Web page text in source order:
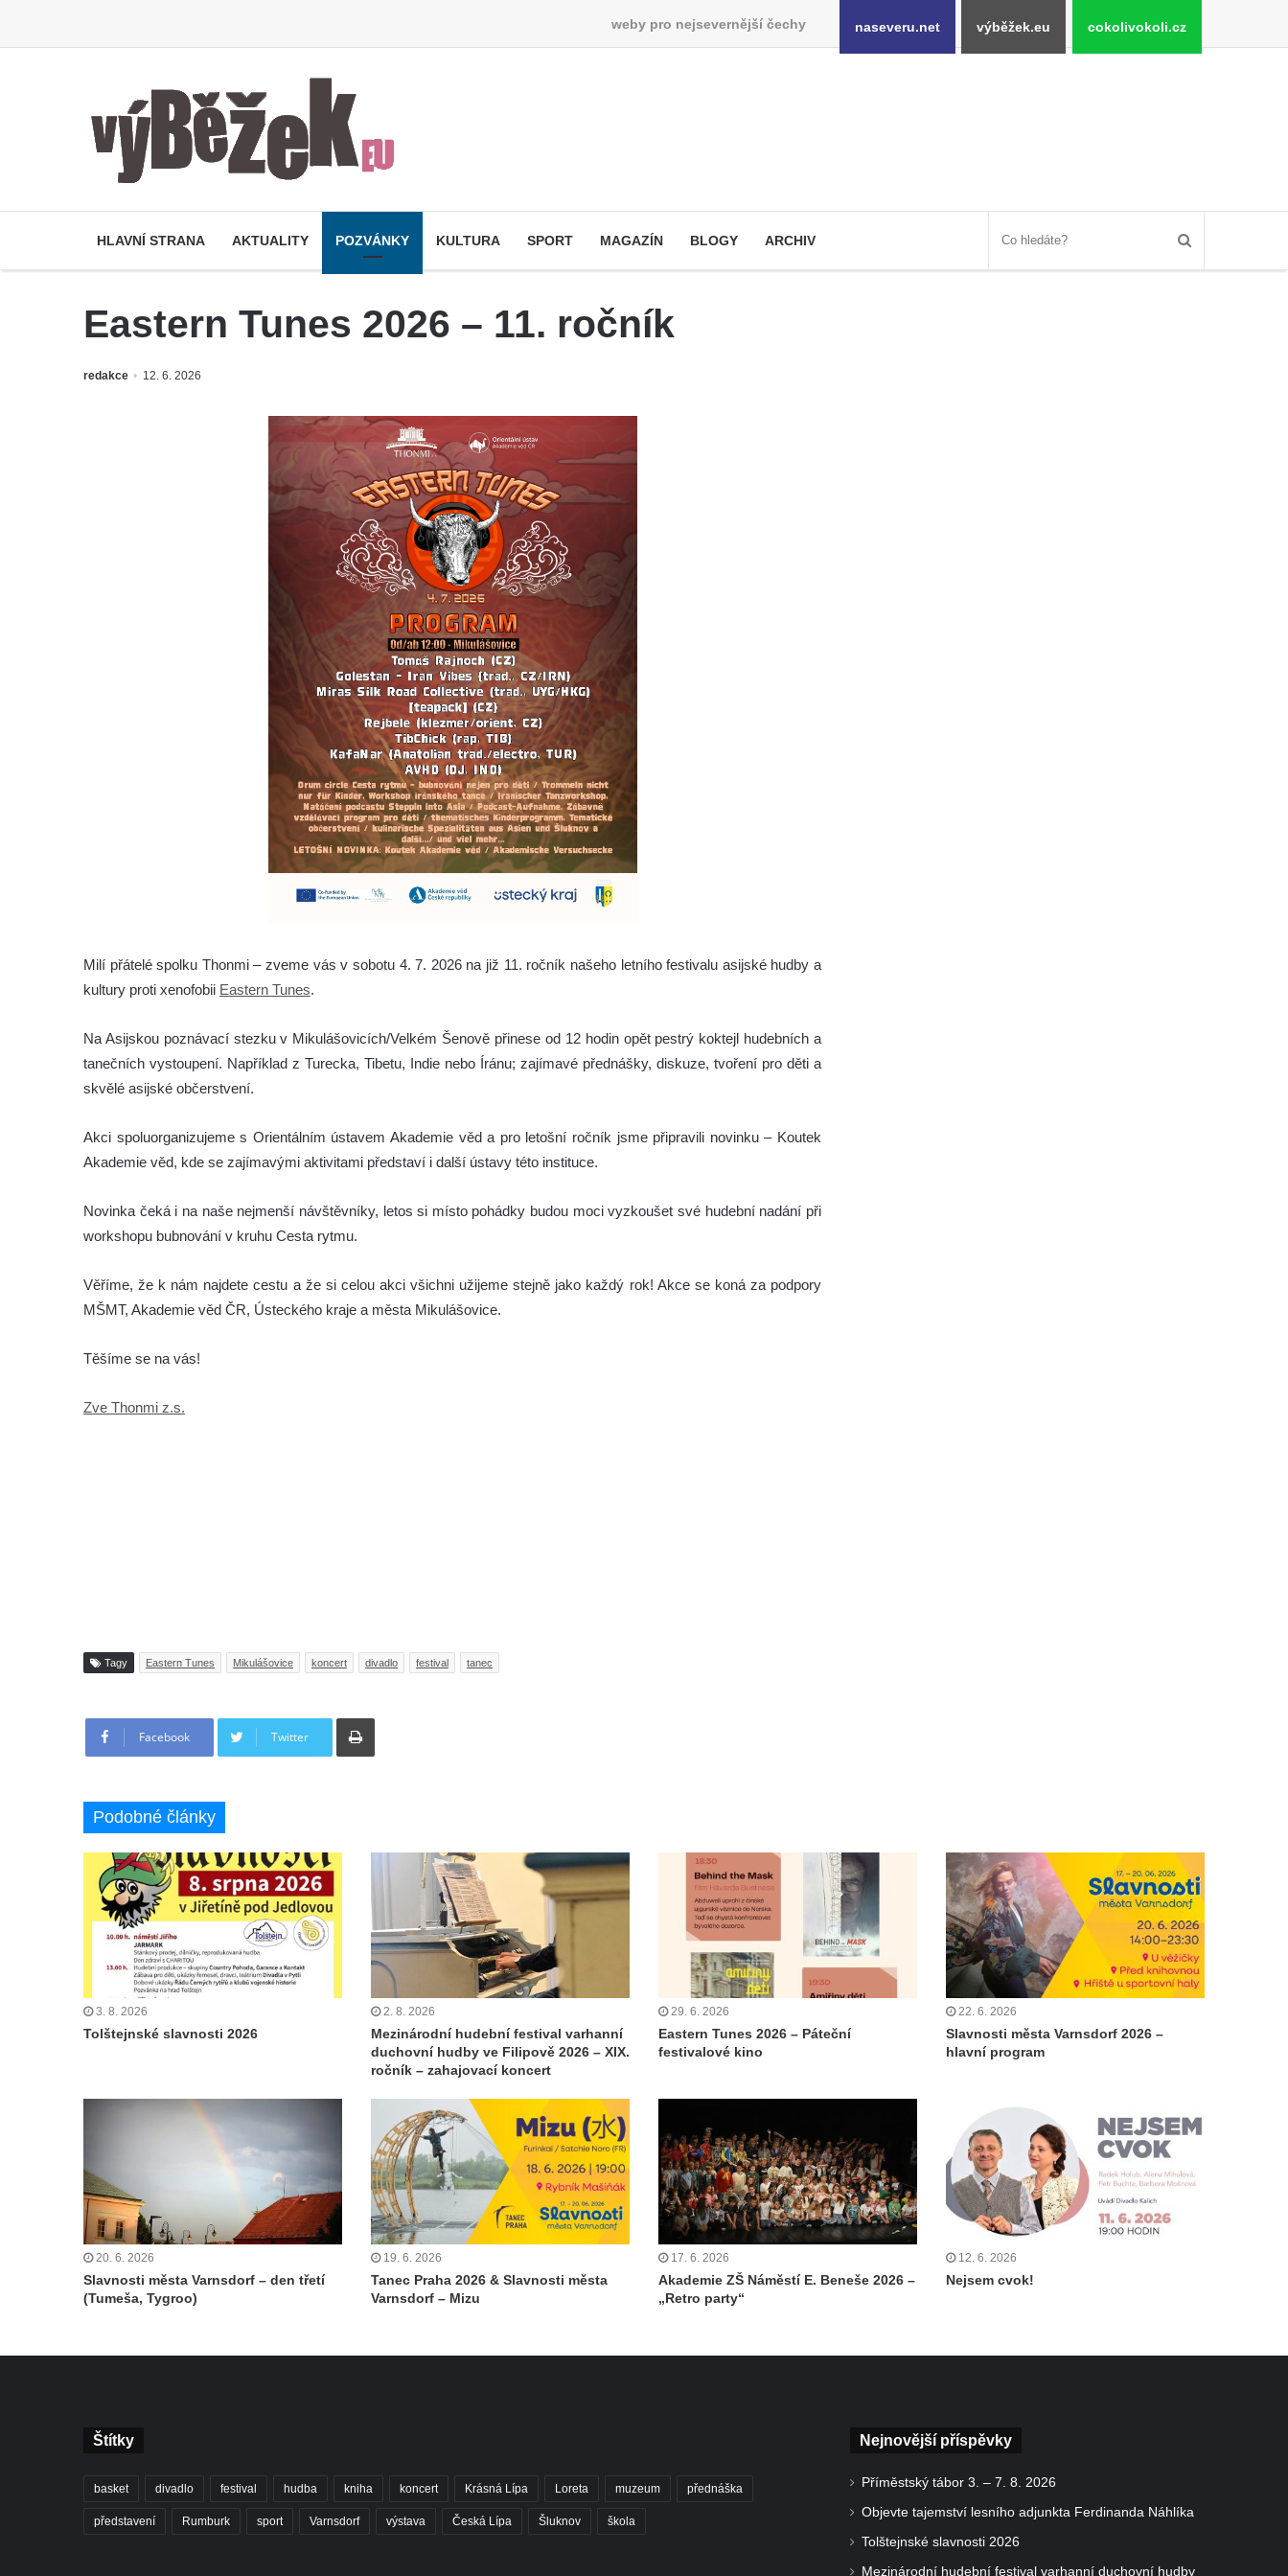
weby pro nejsevernější čechy naseveru.net výběžek.eu cokolivokoli.cz
HLAVNÍ STRANA AKTUALITY POZVÁNKY KULTURA SPORT MAGAZÍN BLOGY ARCHIV
Eastern Tunes 2026 – 11. ročník
redakce 12. 6. 2026
Milí přátelé spolku Thonmi – zveme vás v sobotu 4. 7. 2026 na již 11. ročník našeho letního festivalu asijské hudby a
kultury proti xenofobii Eastern Tunes.
Na Asijskou poznávací stezku v Mikulášovicích/Velkém Šenově přinese od 12 hodin opět pestrý koktejl hudebních a
tanečních vystoupení. Například z Turecka, Tibetu, Indie nebo Íránu; zajímavé přednášky, diskuze, tvoření pro děti a
skvělé asijské občerstvení.
Akci spoluorganizujeme s Orientálním ústavem Akademie věd a pro letošní ročník jsme připravili novinku – Koutek
Akademie věd, kde se zajímavými aktivitami představí i další ústavy této instituce.
Novinka čeká i na naše nejmenší návštěvníky, letos si místo pohádky budou moci vyzkoušet své hudební nadání při
workshopu bubnování v kruhu Cesta rytmu.
Věříme, že k nám najdete cestu a že si celou akci všichni užijeme stejně jako každý rok! Akce se koná za podpory
MŠMT, Akademie věd ČR, Ústeckého kraje a města Mikulášovice.
Těšíme se na vás!
Zve Thonmi z.s.
Tagy Eastern Tunes Mikulášovice koncert divadlo festival tanec
Facebook Twitter
Tisknout
Podobné články
3. 8. 2026
Tolštejnské slavnosti 2026
2. 8. 2026
Mezinárodní hudební festival varhanní
duchovní hudby ve Filipově 2026 – XIX.
ročník – zahajovací koncert
29. 6. 2026
Eastern Tunes 2026 – Páteční
festivalové kino
22. 6. 2026
Slavnosti města Varnsdorf 2026 –
hlavní program
20. 6. 2026
Slavnosti města Varnsdorf – den třetí
(Tumeša, Tygroo)
19. 6. 2026
Tanec Praha 2026 & Slavnosti města
Varnsdorf – Mizu
17. 6. 2026
Akademie ZŠ Náměstí E. Beneše 2026 –
„Retro party“
12. 6. 2026
Nejsem cvok!
Štítky
basket divadlo festival hudba kniha koncert Krásná Lípa Loreta muzeum přednáška
představení Rumburk sport Varnsdorf výstava Česká Lípa Šluknov škola
Nejnovější příspěvky
Příměstský tábor 3. – 7. 8. 2026
Objevte tajemství lesního adjunkta Ferdinanda Náhlíka
Tolštejnské slavnosti 2026
Mezinárodní hudební festival varhanní duchovní hudby